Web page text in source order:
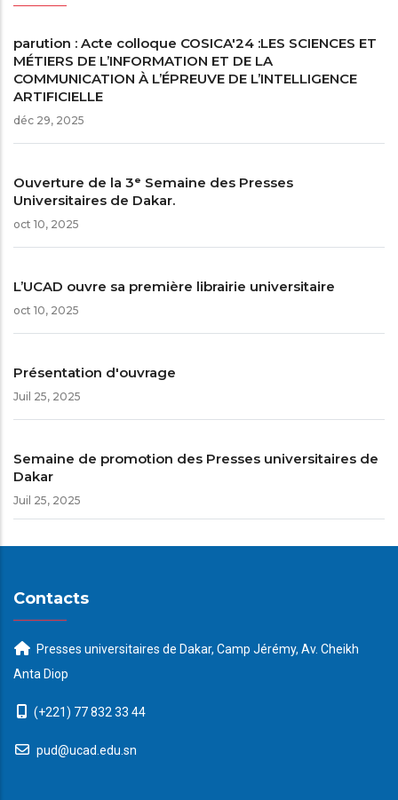
parution : Acte colloque COSICA'24 :LES SCIENCES ET
MÉTIERS DE L’INFORMATION ET DE LA
COMMUNICATION À L’ÉPREUVE DE L’INTELLIGENCE
ARTIFICIELLE
déc 29, 2025
Ouverture de la 3ᵉ Semaine des Presses
Universitaires de Dakar.
oct 10, 2025
L’UCAD ouvre sa première librairie universitaire
oct 10, 2025
Présentation d'ouvrage
Juil 25, 2025
Semaine de promotion des Presses universitaires de
Dakar
Juil 25, 2025
Contacts
Presses universitaires de Dakar, Camp Jérémy, Av. Cheikh
Anta Diop
(+221) 77 832 33 44
pud@ucad.edu.sn